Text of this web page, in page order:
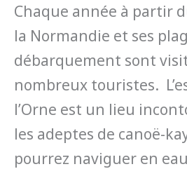
Chaque année à partir
la Normandie et ses
débarquement sont
nombreux touristes.
l’Orne est un lieu
les adeptes de canoë-
pourrez naviguer en